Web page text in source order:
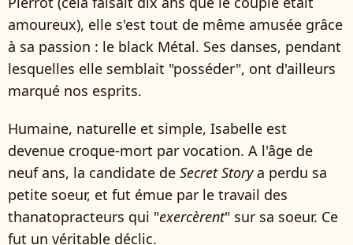
amoureux), elle s'est tout de même amusée grâce
à sa passion : le black Métal. Ses danses, pendant
lesquelles elle semblait "posséder", ont d'ailleurs
marqué nos esprits.
Humaine, naturelle et simple, Isabelle est
devenue croque-mort par vocation. A l'âge de
neuf ans, la candidate de Secret Storya perdu sa
petite soeur, et fut émue par le travail des
thanatopracteurs qui "exercèrent" sur sa soeur. Ce
fut un véritable déclic.